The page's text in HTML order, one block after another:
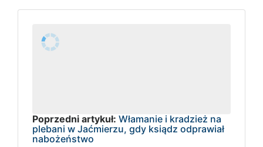
Poprzedni artykuł: Włamanie i kradzież na
plebani w Jaćmierzu, gdy ksiądz odprawiał
nabożeństwo